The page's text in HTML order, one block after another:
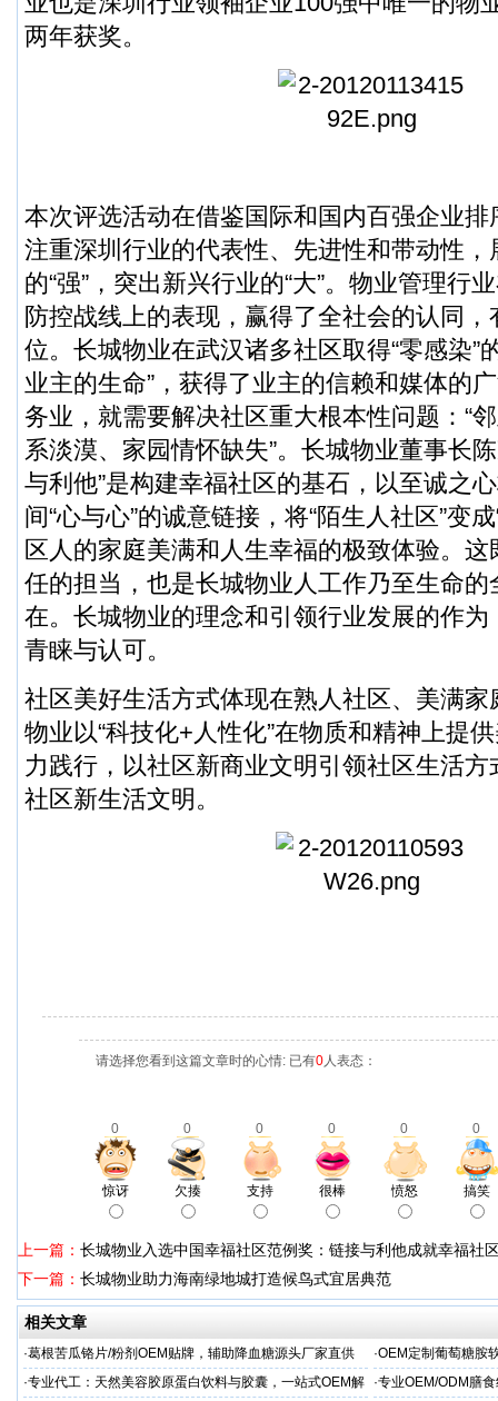
两年获奖。
本次评选活动在借鉴国际和国内百强企业
注重深圳行业的代表性、先进性和带动性，
的“强”，突出新兴行业的“大”。物业管理行
防控战线上的表现，赢得了全社会的认同
位。长城物业在武汉诸多社区取得“零感染”
业主的生命”，获得了业主的信赖和媒体的
务业，就需要解决社区重大根本性问题：“
系淡漠、家园情怀缺失”。长城物业董事长
与利他”是构建幸福社区的基石，以至诚之
间“心与心”的诚意链接，将“陌生人社区”变
区人的家庭美满和人生幸福的极致体验。
任的担当，也是长城物业人工作乃至生命
在。长城物业的理念和引领行业发展的作
青睐与认可。
社区美好生活方式体现在熟人社区、美满
物业以“科技化+人性化”在物质和精神上提
力践行，以社区新商业文明引领社区生活
社区新生活文明。
请选择您看到这篇文章时的心情: 已有0人表态：
0 0 0 0 0 0
惊讶 欠揍 支持 很棒 愤怒 搞笑
上一篇： 长城物业入选中国幸福社区范例奖：链接与利他成就幸福社
下一篇： 长城物业助力海南绿地城打造候鸟式宜居典范
相关文章
·葛根苦瓜铬片/粉剂OEM贴牌，辅助降血糖源头厂家直供 ·OEM定制葡萄糖胺
·专业代工：天然美容胶原蛋白饮料与胶囊，一站式OEM解
·专业OEM/ODM膳